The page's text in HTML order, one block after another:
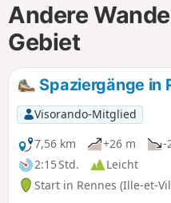
Andere
Gebiet
Spaziergänge in
Visorando-Mitglied
7,56 km
+26 m
-
2:15 Std.
Leicht
Start in Rennes (Ille-et-